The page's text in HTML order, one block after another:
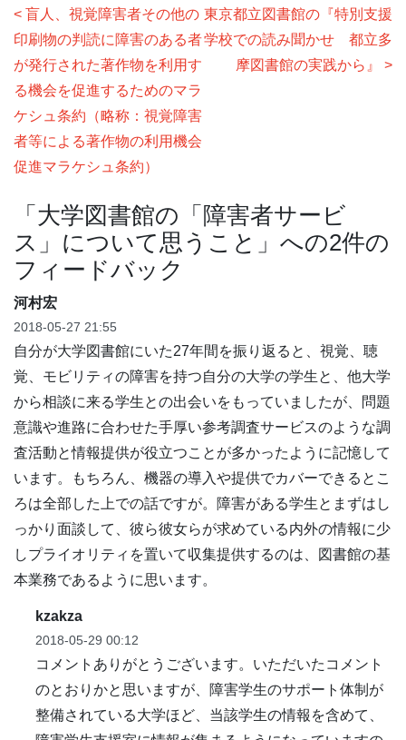
投
稿
ナ
ビ
ゲ
ー
シ
ョ
ン
盲人、視覚障害者その他の
印刷物の判読に障害のある者
が発行された著作物を利用す
る機会を促進するためのマラ
ケシュ条約（略称：視覚障害
者等による著作物の利用機会
促進マラケシュ条約）
東京都立図書館の『特別支援
学校での読み聞かせ 都立多
摩図書館の実践から』
「 大学図書館の「障害者サービ
ス」について思うこと 」への2件の
フィードバック
河村宏
2018-05-27 21:55
自分が大学図書館にいた27年間を振り返ると、視覚、聴
覚、モビリティの障害を持つ自分の大学の学生と、他大学
から相談に来る学生との出会いをもっていましたが、問題
意識や進路に合わせた手厚い参考調査サービスのような調
査活動と情報提供が役立つことが多かったように記憶して
います。もちろん、機器の導入や提供でカバーできるとこ
ろは全部した上での話ですが。障害がある学生とまずはし
っかり面談して、彼ら彼女らが求めている内外の情報に少
しプライオリティを置いて収集提供するのは、図書館の基
本業務であるように思います。
kzakza
2018-05-29 00:12
コメントありがとうございます。いただいたコメント
のとおりかと思いますが、障害学生のサポート体制が
整備されている大学ほど、当該学生の情報を含めて、